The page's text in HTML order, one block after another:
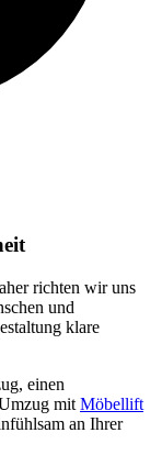
richten wir uns
und
klare
einen
mit Möbellift
an Ihrer